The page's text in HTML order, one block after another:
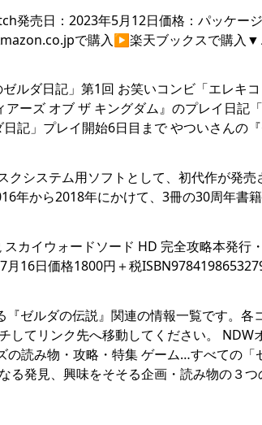
発売日：2023年5月12日価格：パッケージ
で購入▶︎楽天ブックスで購入▼
ルダ日記」第1回 お笑いコンビ「エレキコ
ーズ オブ ザ キングダム』のプレイ日記
記」プレイ開始6日目まで やついさんの
システム用ソフトとして、初代作が発売
年から2018年にかけて、3冊の30周年書
カイウォードソード HD 完全攻略本発行
16日価格1800円＋税
ゼルダの伝説』関連の情報一覧です。各
してリンク先へ移動してください。 NDW
読み物・攻略・特集 ゲーム…すべての「
発見、興味をそそる企画・読み物の３つ